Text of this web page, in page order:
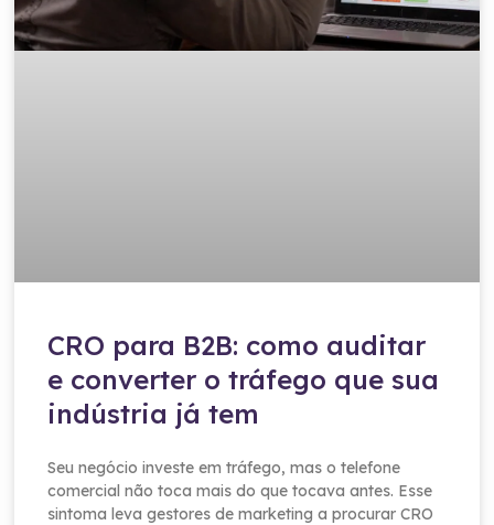
CRO para B2B: como auditar
e converter o tráfego que sua
indústria já tem
Seu negócio investe em tráfego, mas o telefone
comercial não toca mais do que tocava antes. Esse
sintoma leva gestores de marketing a procurar CRO